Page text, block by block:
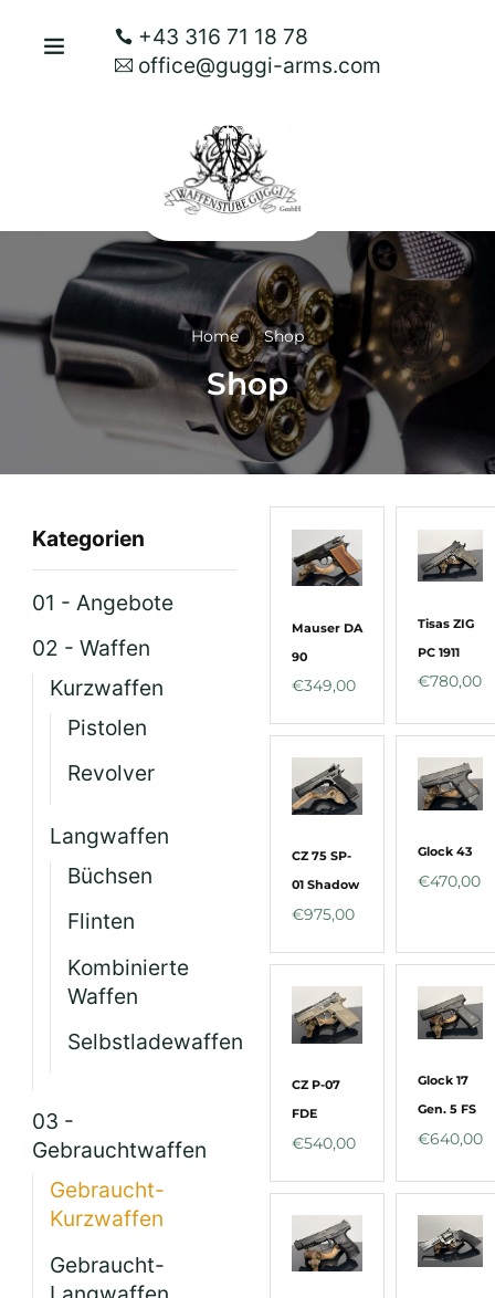
+43 316 71 18 78
office@guggi-arms.com
Home Shop
Shop
Kategorien
01 - Angebote
02 - Waffen
Kurzwaffen
Pistolen
Revolver
Langwaffen
Büchsen
Flinten
Kombinierte
Waffen
Selbstladewaffen
03 -
Gebrauchtwaffen
Gebraucht-
Kurzwaffen
Gebraucht-
Mauser DA
90
€349,00
Tisas ZIG
PC 1911
€780,00
CZ 75 SP-
01 Shadow
€975,00
Glock 43
€470,00
CZ P-07
FDE
€540,00
Glock 17
Gen. 5 FS
€640,00